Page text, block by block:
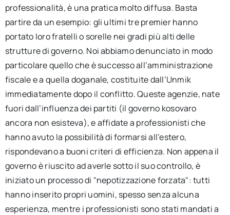
professionalità, è una pratica molto diffusa. Basta
partire da un esempio: gli ultimi tre premier hanno
portato loro fratelli o sorelle nei gradi più alti delle
strutture di governo. Noi abbiamo denunciato in modo
particolare quello che è successo all’amministrazione
fiscale e a quella doganale, costituite dall’Unmik
immediatamente dopo il conflitto. Queste agenzie, nate
fuori dall’influenza dei partiti (il governo kosovaro
ancora non esisteva), e affidate a professionisti che
hanno avuto la possibilità di formarsi all’estero,
rispondevano a buoni criteri di efficienza. Non appena il
governo è riuscito ad averle sotto il suo controllo, è
iniziato un processo di "nepotizzazione forzata": tutti
hanno inserito propri uomini, spesso senza alcuna
esperienza, mentre i professionisti sono stati mandati a